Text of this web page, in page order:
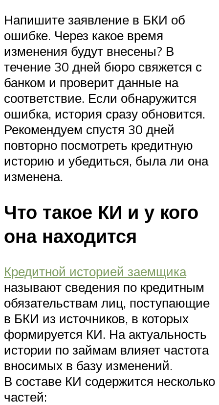
Напишите заявление в БКИ об
ошибке. Через какое время
изменения будут внесены? В
течение 30 дней бюро свяжется с
банком и проверит данные на
соответствие. Если обнаружится
ошибка, история сразу обновится.
Рекомендуем спустя 30 дней
повторно посмотреть кредитную
историю и убедиться, была ли она
изменена.
Что такое КИ и у кого
она находится
Кредитной историей заемщика
называют сведения по кредитным
обязательствам лиц, поступающие
в БКИ из источников, в которых
формируется КИ. На актуальность
истории по займам влияет частота
вносимых в базу изменений.
В составе КИ содержится несколько
частей: